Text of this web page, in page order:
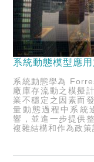
系統動態模型應
系統動態學為
廠庫存流動之模擬
業不穩定之因素而
量動態過程中系統
響，並進一步提供
複雜結構和作為政策